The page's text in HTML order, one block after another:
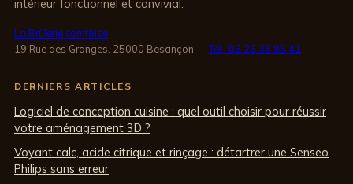
intérieur fonctionnel et convivial.
La Brûlerie comtoise
19 Rue des Granges, 25000 Besançon —Tél : 06 26 38 95 41
DERNIERS ARTICLES
Logiciel de conception cuisine : quel outil choisir pour réussir
votre aménagement 3D ?
Voyant calc, acide citrique et rinçage : détartrer une Senseo
Philips sans erreur